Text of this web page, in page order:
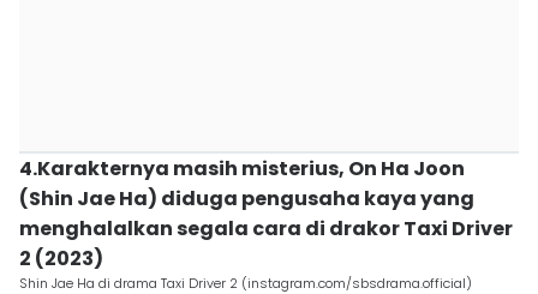
4.Karakternya masih misterius, On Ha Joon
(Shin Jae Ha) diduga pengusaha kaya yang
menghalalkan segala cara di drakor Taxi Driver
2 (2023)
Shin Jae Ha di drama Taxi Driver 2 (instagram.com/sbsdrama.official)